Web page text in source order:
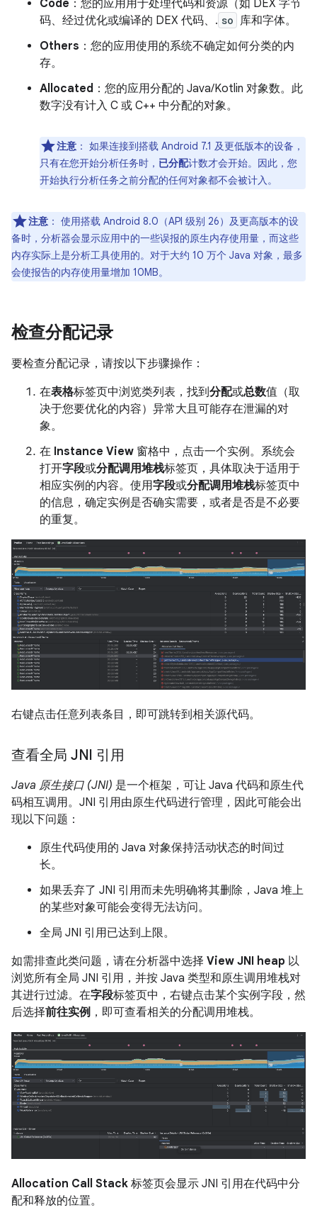
Code ：您的应用用于处理代码和资源（如 DEX 字节
码、经过优化或编译的 DEX 代码、. so 库和字体。
Others ：您的应用使用的系统不确定如何分类的内
存。
Allocated ：您的应用分配的 Java/Kotlin 对象数。此
数字没有计入 C 或 C++ 中分配的对象。
注意 ： 如果连接到搭载 Android 7.1 及更低版本的设备，
只有在您开始分析任务时， 已分配计数才会开始。因此，您
开始执行分析任务之前分配的任何对象都不会被计入。
注意 ： 使用搭载 Android 8.0（API 级别 26）及更高版本的设
备时，分析器会显示应用中的一些误报的原生内存使用量，而这些
内存实际上是分析工具使用的。对于大约 10 万个 Java 对象，最多
会使报告的内存使用量增加 10MB。
检查分配记录
要检查分配记录，请按以下步骤操作：
在表格标签页中浏览类列表，找到分配或总数值（取
决于您要优化的内容）异常大且可能存在泄漏的对
象。
在 Instance View 窗格中，点击一个实例。系统会
打开字段或分配调用堆栈标签页，具体取决于适用于
相应实例的内容。使用字段或分配调用堆栈标签页中
的信息，确定实例是否确实需要，或者是否是不必要
的重复。
右键点击任意列表条目，即可跳转到相关源代码。
查看全局 JNI 引用
Java 原生接口 (JNI) 是一个框架，可让 Java 代码和原生代
码相互调用。JNI 引用由原生代码进行管理，因此可能会出
现以下问题：
原生代码使用的 Java 对象保持活动状态的时间过
长。
如果丢弃了 JNI 引用而未先明确将其删除，Java 堆上
的某些对象可能会变得无法访问。
全局 JNI 引用已达到上限。
如需排查此类问题，请在分析器中选择 View JNI heap 以
浏览所有全局 JNI 引用，并按 Java 类型和原生调用堆栈对
其进行过滤。在字段标签页中，右键点击某个实例字段，然
后选择前往实例 ，即可查看相关的分配调用堆栈。
Allocation Call Stack 标签页会显示 JNI 引用在代码中分
配和释放的位置。